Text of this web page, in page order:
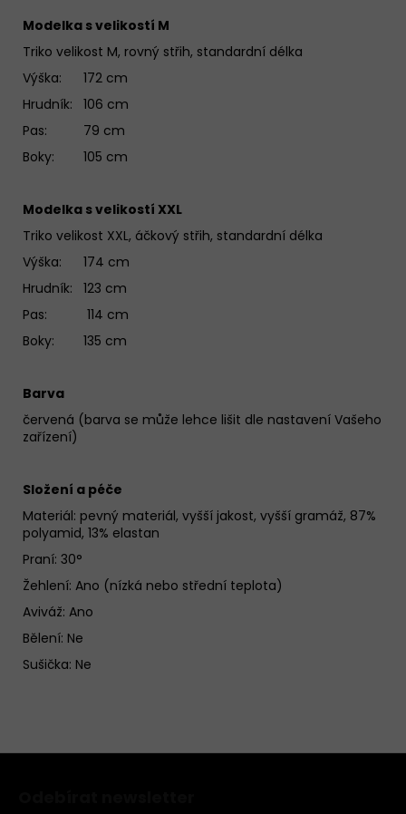
Modelka s velikostí M
Triko velikost M, rovný střih, standardní délka
Výška: 172 cm
Hrudník: 106 cm
Pas: 79 cm
Boky: 105 cm
Modelka s velikostí XXL
Triko velikost XXL, áčkový střih, standardní délka
Výška: 174 cm
Hrudník: 123 cm
Pas: 114 cm
Boky: 135 cm
Barva
červená (barva se může lehce lišit dle nastavení Vašeho
zařízení)
Složení a péče
Materiál: pevný materiál, vyšší jakost, vyšší gramáž, 87%
polyamid, 13% elastan
Praní: 30°
Žehlení: Ano (nízká nebo střední teplota)
Aviváž: Ano
Bělení: Ne
Sušička: Ne